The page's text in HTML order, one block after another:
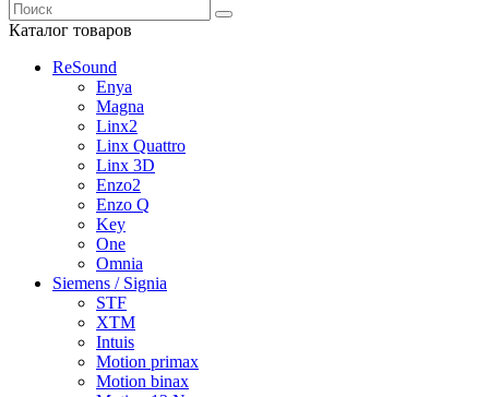
Каталог товаров
ReSound
Enya
Magna
Linx2
Linx Quattro
Linx 3D
Enzo2
Enzo Q
Key
One
Omnia
Siemens / Signia
STF
XTM
Intuis
Motion primax
Motion binax